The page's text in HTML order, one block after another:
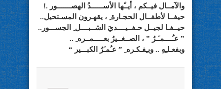
والآمــال فيــكم ، أيــّها الأســــــدُ الهصـــــــور .!
حيفــا لأطفــال الحجـارة ِ ، يقهـرون المسـتحيل..
حيــفـا لجيــل حـفــيــــديَ الشــبــــل ِ الجســـور..
” عـُــــمـَـرُ ” ، الصــغــيرُ بعـــــمــره ِ ..
وبفعـلـِهِ .. وبـِفـكـره ِ ” عـُمـَرُ الكبـــير “